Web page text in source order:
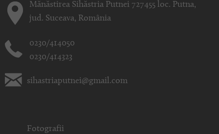
Mănăstirea Sihăstria Putnei 727455 loc. Putna,
jud. Suceava, România
0230/414050
0230/414323
sihastriaputnei@gmail.com
Fotografii